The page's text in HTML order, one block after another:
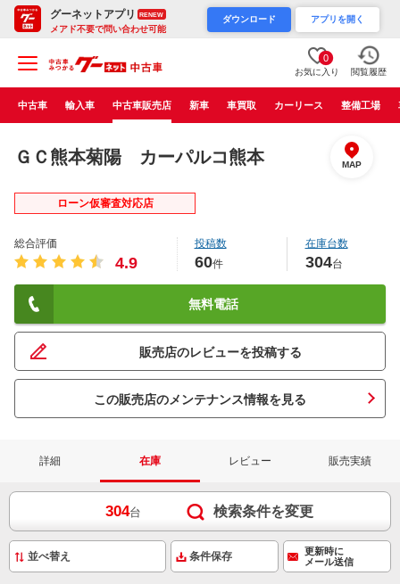
グーネットアプリ RENEW
メアド不要で問い合わせ可能
ダウンロード アプリを開く
0
お気に入り 閲覧履歴
中古車 輸入車 中古車販売店 新車 車買取 カーリース 整備工場
ＧＣ熊本菊陽 カーパルコ熊本 MAP
ローン仮審査対応店
総合評価
4.9
投稿数
60件
在庫台数
304台
無料電話
販売店のレビューを投稿する
この販売店のメンテナンス情報を見る
詳細 在庫 レビュー 販売実績
304台 検索条件を変更
条件保存
更新時に
メール送信